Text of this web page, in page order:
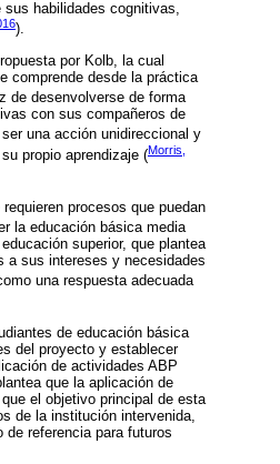
habilidades cognitivas,
).
por Kolb, la cual
comprende desde la práctica
de desenvolverse de forma
con sus compañeros de
una acción unidireccional y
propio aprendizaje (Morris,
procesos que puedan
la educación básica media
superior, que plantea
a sus intereses y necesidades
una respuesta adecuada
de educación básica
del proyecto y establecer
de actividades ABP
que la aplicación de
el objetivo principal de esta
de la institución intervenida,
referencia para futuros